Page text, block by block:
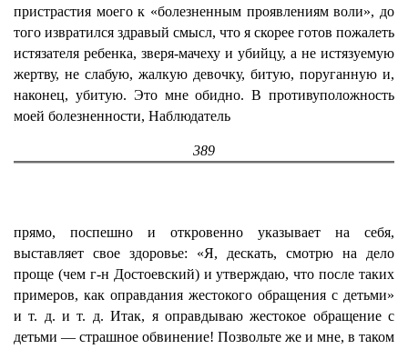
пристрастия моего к «болезненным проявлениям воли», до
того извратился здравый смысл, что я скорее готов пожалеть
истязателя ребенка, зверя-мачеху и убийцу, а не истязуемую
жертву, не слабую, жалкую девочку, битую, поруганную и,
наконец, убитую. Это мне обидно. В противуположность
моей болезненности, Наблюдатель
389
прямо, поспешно и откровенно указывает на себя,
выставляет свое здоровье: «Я, дескать, смотрю на дело
проще (чем г-н Достоевский) и утверждаю, что после таких
примеров, как оправдания жестокого обращения с детьми»
и т. д. и т. д. Итак, я оправдываю жестокое обращение с
детьми — страшное обвинение! Позвольте же и мне, в таком